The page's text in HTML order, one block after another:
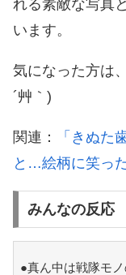
れる素敵な写真
います。
気になった方は
´艸｀)
関連：
「きぬた
と…絵柄に笑っ
みんなの反応
●真ん中は戦隊モ